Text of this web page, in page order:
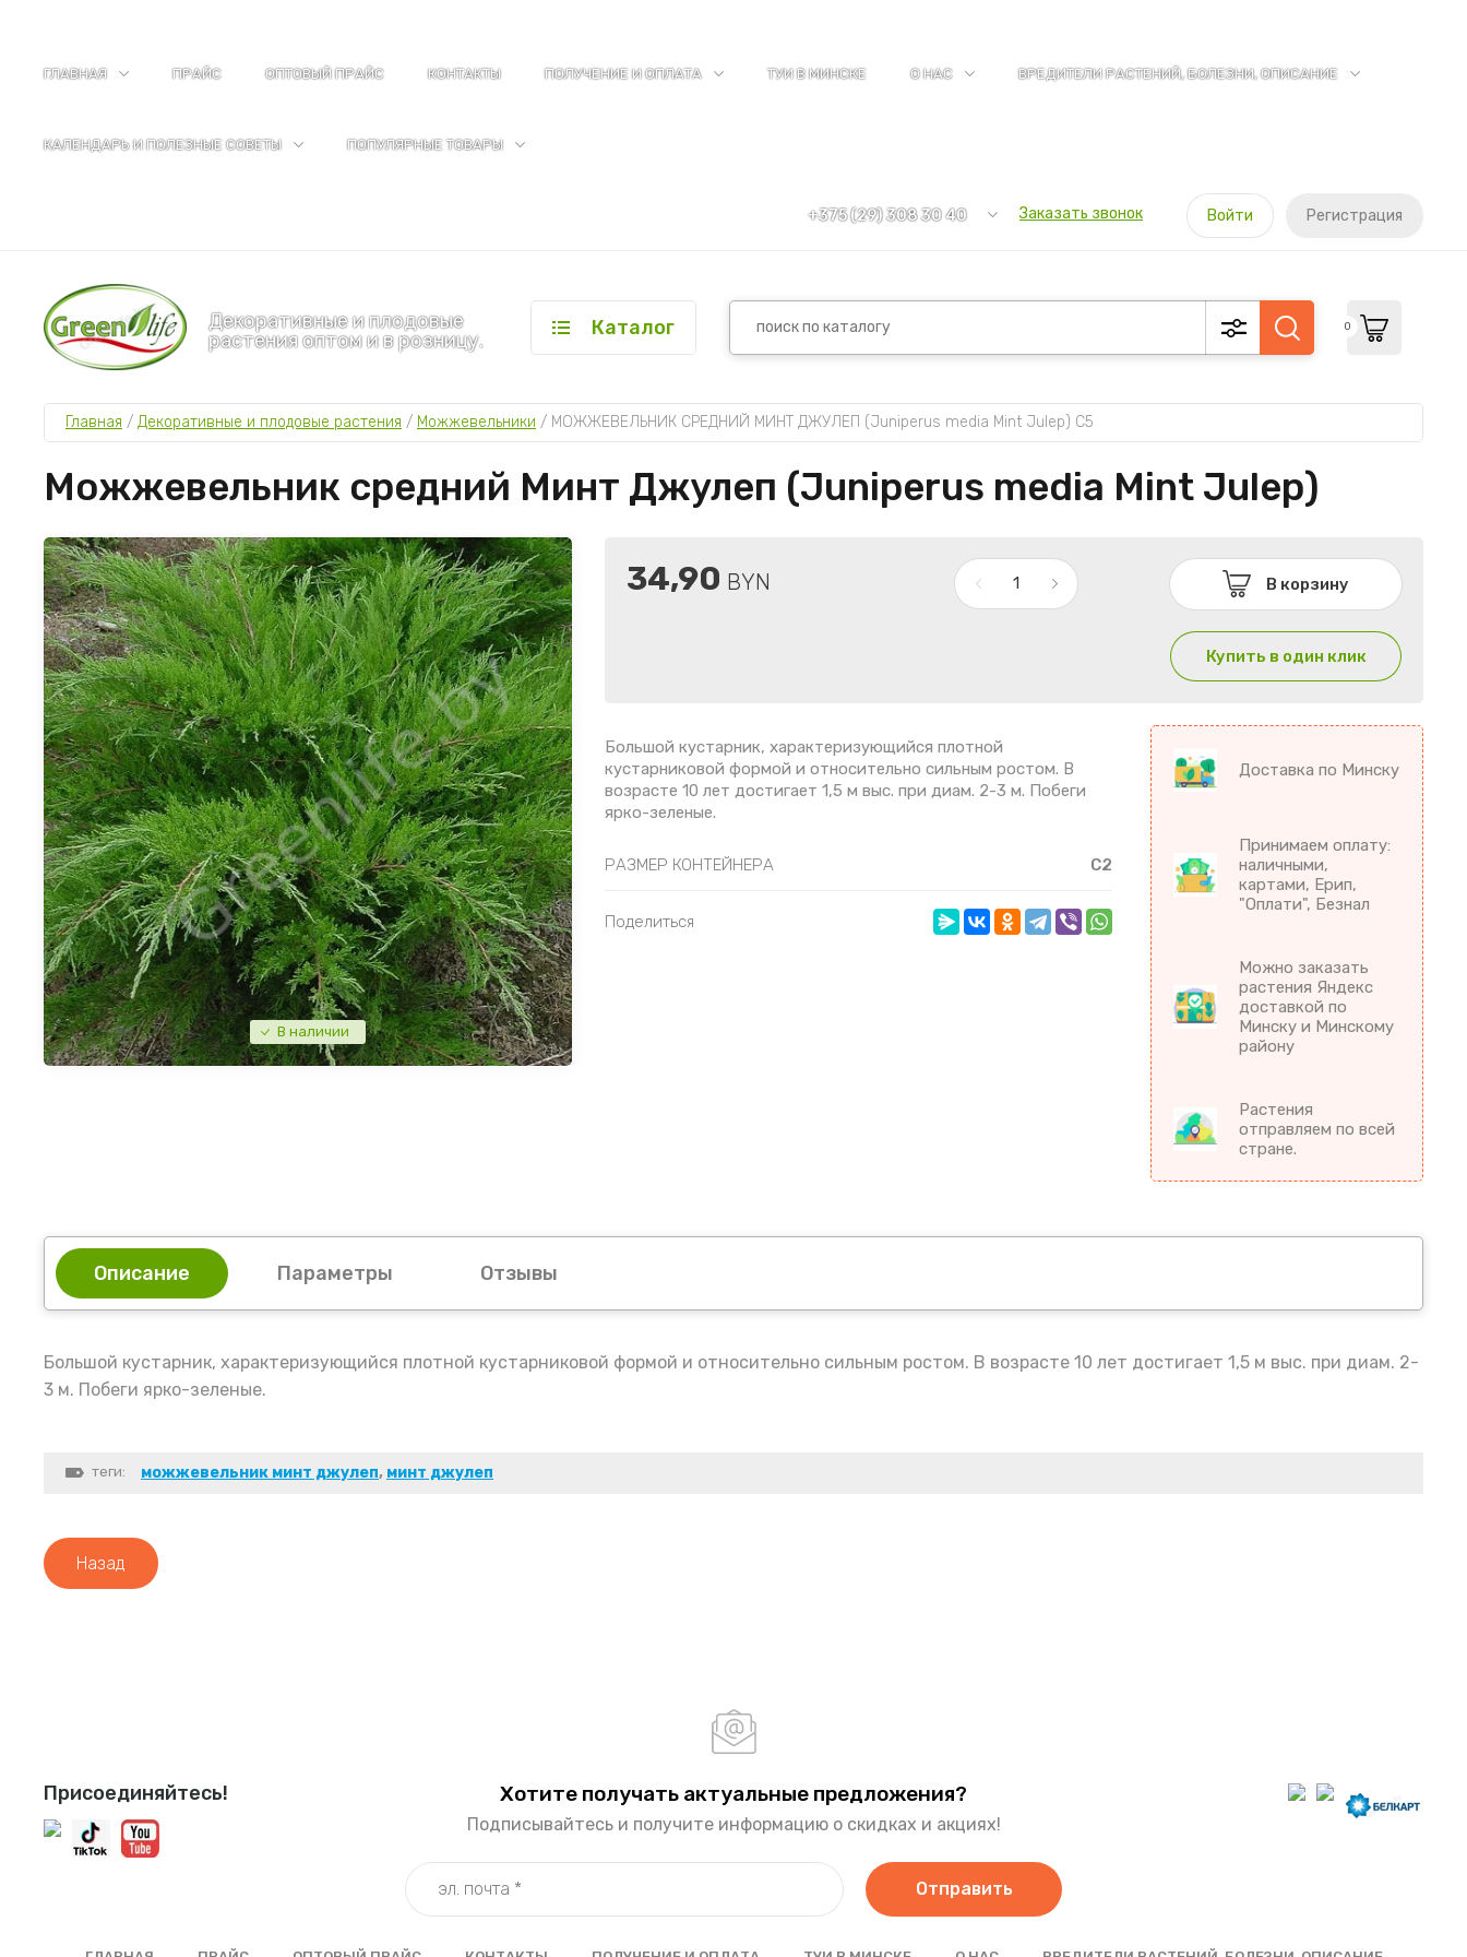
ГЛАВНАЯ ПРАЙС ОПТОВЫЙ ПРАЙС КОНТАКТЫ ПОЛУЧЕНИЕ И ОПЛАТА ТУИ В МИНСКЕ О НАС ВРЕДИТЕЛИ РАСТЕНИЙ, БОЛЕЗНИ, ОПИСАНИЕ
КАЛЕНДАРЬ И ПОЛЕЗНЫЕ СОВЕТЫ ПОПУЛЯРНЫЕ ТОВАРЫ
+375 (29) 308 30 40 Заказать звонок Войти Регистрация
Декоративные и плодовые
растения оптом и в розницу.
Каталог 0
Главная / Декоративные и плодовые растения / Можжевельники / МОЖЖЕВЕЛЬНИК СРЕДНИЙ МИНТ ДЖУЛЕП (Juniperus media Mint Julep) С5
Можжевельник средний Минт Джулеп (Juniperus media Mint Julep)
В наличии
34,90 BYN В корзину
Купить в один клик
Большой кустарник, характеризующийся плотной
кустарниковой формой и относительно сильным ростом. В
возрасте 10 лет достигает 1,5 м выс. при диам. 2-3 м. Побеги
ярко-зеленые.
РАЗМЕР КОНТЕЙНЕРА С2
Поделиться
Доставка по Минску
Принимаем оплату:
наличными,
картами, Ерип,
"Оплати", Безнал
Можно заказать
растения Яндекс
доставкой по
Минску и Минскому
району
Растения
отправляем по всей
стране.
Описание Параметры Отзывы
Большой кустарник, характеризующийся плотной кустарниковой формой и относительно сильным ростом. В возрасте 10 лет достигает 1,5 м выс. при диам. 2-
3 м. Побеги ярко-зеленые.
теги: можжевельник минт джулеп, минт джулеп
Назад
Присоединяйтесь! Хотите получать актуальные предложения?
Подписывайтесь и получите информацию о скидках и акциях!
Отправить